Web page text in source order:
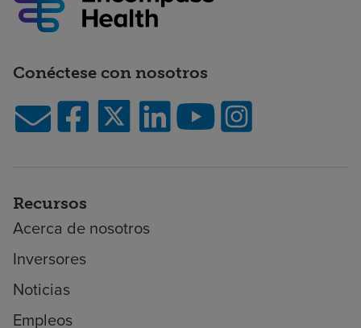
Conéctese con nosotros
Recursos
Acerca de nosotros
Inversores
Noticias
Empleos